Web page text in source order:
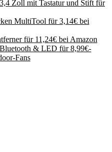
Zoll mit Tastatur und Stift für
MultiTool für 3,14€ bei
für 11,24€ bei Amazon
& LED für 8,99€-
Fans